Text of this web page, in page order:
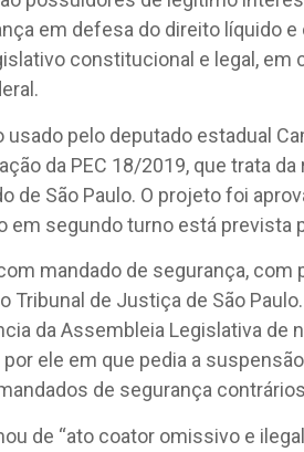
em defesa do direito líquido
constitucional e legal, em
usado pelo deputado estadual
da PEC 18/2019, que trata
de São Paulo. O projeto foi
em segundo turno está prevista
mandado de segurança, com
Tribunal de Justiça de São
da Assembleia Legislativa de
ele em que pedia a
de segurança
de “ato coator omissivo e